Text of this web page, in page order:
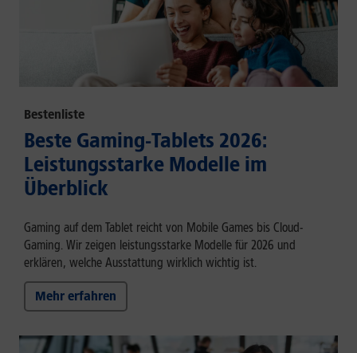
Bestenliste
Beste Gaming-Tablets 2026:
Leistungsstarke Modelle im
Überblick
Gaming auf dem Tablet reicht von Mobile Games bis Cloud-
Gaming. Wir zeigen leistungsstarke Modelle für 2026 und
erklären, welche Ausstattung wirklich wichtig ist.
Mehr erfahren